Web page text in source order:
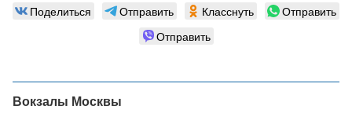
Поделиться Отправить Класснуть
Отправить
Отправить
Вокзалы Москвы